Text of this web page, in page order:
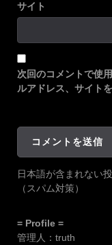
サイト
次回のコメントで使
ルアドレス、サイトを
日本語が含まれない
（スパム対策）
= Profile =
管理人：truth